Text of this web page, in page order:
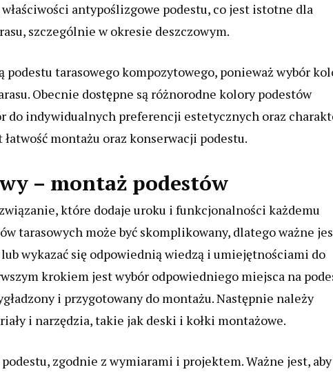
antypoślizgowe podestu, co jest istotne dla
szczególnie w okresie deszczowym.
tarasowego kompozytowego, ponieważ wybór
Obecnie dostępne są różnorodne kolory podestów
do indywidualnych preferencji estetycznych oraz
montażu oraz konserwacji podestu.
– montaż podestów
które dodaje uroku i funkcjonalności każdemu
tarasowych może być skomplikowany, dlatego ważne
wykazać się odpowiednią wiedzą i umiejętnościami do
krokiem jest wybór odpowiedniego miejsca na
i przygotowany do montażu. Następnie należy
i narzędzia, takie jak deski i kołki montażowe.
zgodnie z wymiarami i projektem. Ważne jest, aby